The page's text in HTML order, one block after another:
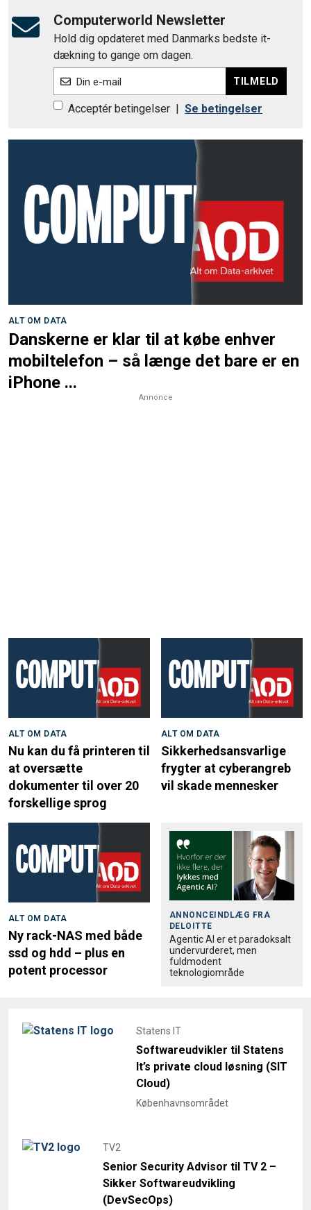
Computerworld Newsletter
Hold dig opdateret med Danmarks bedste it-
dækning to gange om dagen.
Din e-mail TILMELD
Acceptér betingelser Se betingelser
ALT OM DATA
Danskerne er klar til at købe enhver
mobiltelefon – så længe det bare er en
iPhone ...
Annonce
ALT OM DATA
Nu kan du få printeren til
at oversætte
dokumenter til over 20
forskellige sprog
ALT OM DATA
Sikkerhedsansvarlige
frygter at cyberangreb
vil skade mennesker
ALT OM DATA
Ny rack-NAS med både
ssd og hdd – plus en
potent processor
ANNONCEINDLÆG FRA
DELOITTE
Agentic AI er et paradoksalt
undervurderet, men
fuldmodent
teknologiområde
Statens IT
Softwareudvikler til Statens
It’s private cloud løsning (SIT
Cloud)
Københavnsområdet
TV2
Senior Security Advisor til TV 2 –
Sikker Softwareudvikling
(DevSecOps)